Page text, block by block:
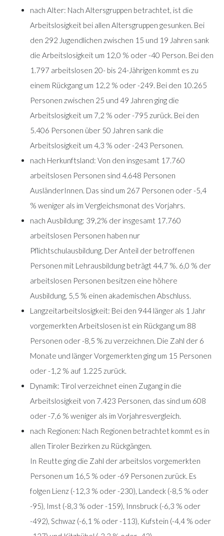
nach Alter: Nach Altersgruppen betrachtet, ist die
Arbeitslosigkeit bei allen Altersgruppen gesunken. Bei
den 292 Jugendlichen zwischen 15 und 19 Jahren sank
die Arbeitslosigkeit um 12,0 % oder -40 Person. Bei den
1.797 arbeitslosen 20- bis 24-Jährigen kommt es zu
einem Rückgang um 12,2 % oder -249. Bei den 10.265
Personen zwischen 25 und 49 Jahren ging die
Arbeitslosigkeit um 7,2 % oder -795 zurück. Bei den
5.406 Personen über 50 Jahren sank die
Arbeitslosigkeit um 4,3 % oder -243 Personen.
nach Herkunftsland: Von den insgesamt 17.760
arbeitslosen Personen sind 4.648 Personen
AusländerInnen. Das sind um 267 Personen oder -5,4
% weniger als im Vergleichsmonat des Vorjahrs.
nach Ausbildung: 39,2% der insgesamt 17.760
arbeitslosen Personen haben nur
Pflichtschulausbildung. Der Anteil der betroffenen
Personen mit Lehrausbildung beträgt 44,7 %. 6,0 % der
arbeitslosen Personen besitzen eine höhere
Ausbildung, 5,5 % einen akademischen Abschluss.
Langzeitarbeitslosigkeit: Bei den 944 länger als 1 Jahr
vorgemerkten Arbeitslosen ist ein Rückgang um 88
Personen oder -8,5 % zu verzeichnen. Die Zahl der 6
Monate und länger Vorgemerkten ging um 15 Personen
oder -1,2 % auf 1.225 zurück.
Dynamik: Tirol verzeichnet einen Zugang in die
Arbeitslosigkeit von 7.423 Personen, das sind um 608
oder -7,6 % weniger als im Vorjahresvergleich.
nach Regionen: Nach Regionen betrachtet kommt es in
allen Tiroler Bezirken zu Rückgängen.
In Reutte ging die Zahl der arbeitslos vorgemerkten
Personen um 16,5 % oder -69 Personen zurück. Es
folgen Lienz (-12,3 % oder -230), Landeck (-8,5 % oder
-95), Imst (-8,3 % oder -159), Innsbruck (-6,3 % oder
-492), Schwaz (-6,1 % oder -113), Kufstein (-4,4 % oder